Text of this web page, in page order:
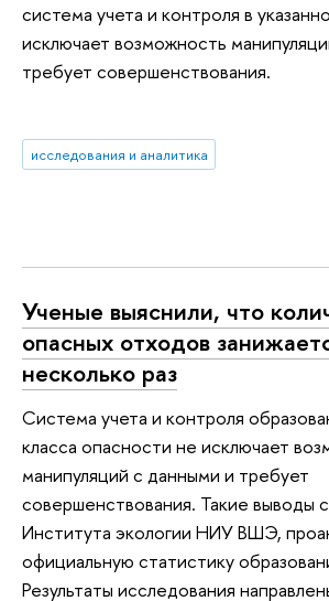
система учета и контроля в
исключает возможность
требует совершенствования.
исследования и аналитика
Ученые выяснили, что
опасных отходов
несколько раз
Система учета и конт­роля
класса опас­ности не исключает
манипуляц­ий с данными и требу­ет
совершенствования. Такие выводы
Института экологии НИУ ВШЭ,
официа­льную статистику
Результаты исследования